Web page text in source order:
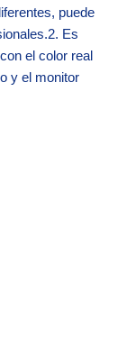
puede
Es
el color real
y el monitor